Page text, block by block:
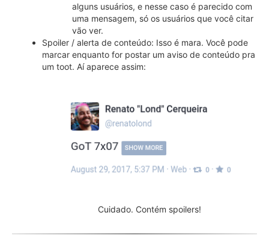
alguns usuários, e nesse caso é parecido com
uma mensagem, só os usuários que você citar
vão ver.
Spoiler / alerta de conteúdo: Isso é mara. Você pode
marcar enquanto for postar um aviso de conteúdo pra
um toot. Aí aparece assim:
Cuidado. Contém spoilers!